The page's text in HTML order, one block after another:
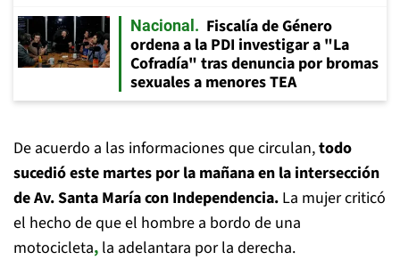
Nacional
Fiscalía de Género
ordena a la PDI investigar a "La
Cofradía" tras denuncia por bromas
sexuales a menores TEA
De acuerdo a las informaciones que circulan,todo
sucedió este martes por la mañana en la intersección
de Av. Santa María con Independencia. La mujer criticó
el hecho de que el hombre a bordo de una
motocicleta, la adelantara por la derecha.